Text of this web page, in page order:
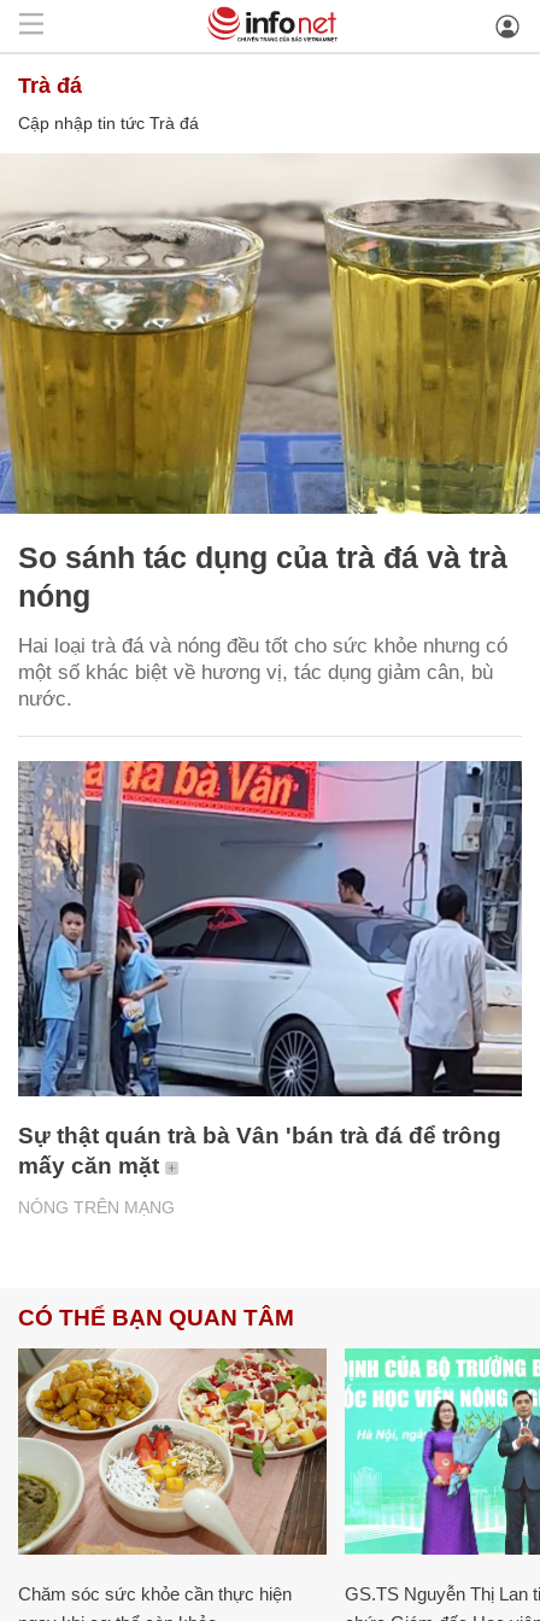
Trà đá
Cập nhập tin tức Trà đá
So sánh tác dụng của trà đá và trà
nóng
Hai loại trà đá và nóng đều tốt cho sức khỏe nhưng có
một số khác biệt về hương vị, tác dụng giảm cân, bù
nước.
NÓNG TRÊN MẠNG
Sự thật quán trà bà Vân 'bán trà đá để trông
mấy căn mặt
CÓ THỂ BẠN QUAN TÂM
Chăm sóc sức khỏe cần thực hiện
GS.TS Nguyễn Thị Lan